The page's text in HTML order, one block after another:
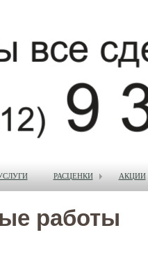
РАСЦЕНКИ АКЦИИ
работы